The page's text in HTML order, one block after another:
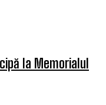
la Memorialul